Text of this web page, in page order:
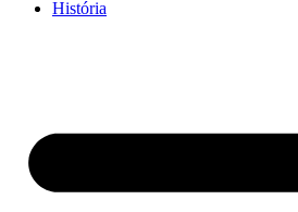
História